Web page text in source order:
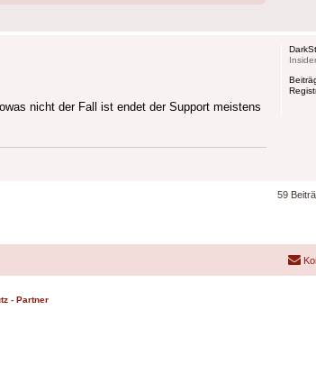
Insider
nicht der Fall ist endet der Support meistens
59
- Partner